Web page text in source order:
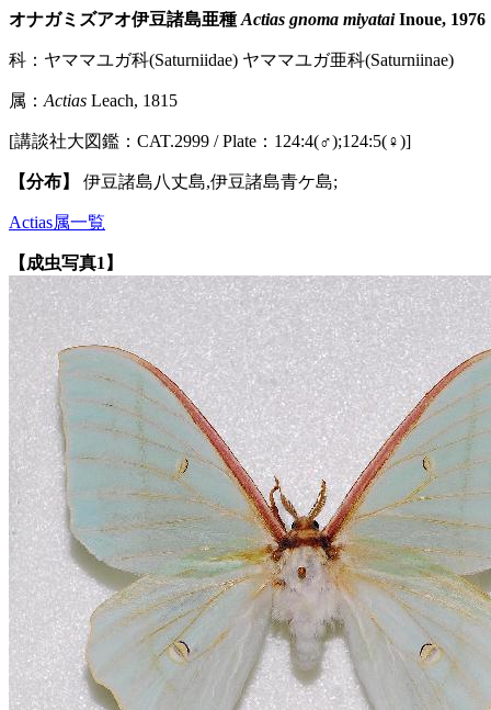
オナガミズアオ伊豆諸島亜種 Actias gnoma miyataiInoue, 1976
科：ヤママユガ科(Saturniidae) ヤママユガ亜科(Saturniinae)
属： Actias Leach, 1815
[講談社大図鑑：CAT.2999 / Plate：124:4(♂);124:5(♀)]
【分布】 伊豆諸島八丈島,伊豆諸島青ケ島;
Actias属一覧
【成虫写真1】